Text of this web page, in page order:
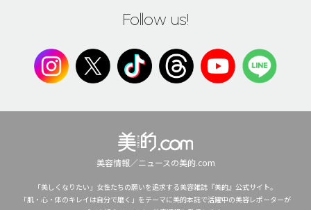
Follow us!
美容情報／ニュースの美的.com
「美しくなりたい」女性たちの願いを追求する美容雑誌『美的』公式サイト。
「肌・心・体のキレイは自分で磨く」をテーマに美的本誌で活躍中の美容レポーターが